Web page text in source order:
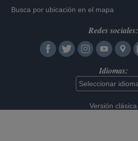
Busca por ubicación en el mapa
Redes sociales:
Idiomas:
Versión clásica